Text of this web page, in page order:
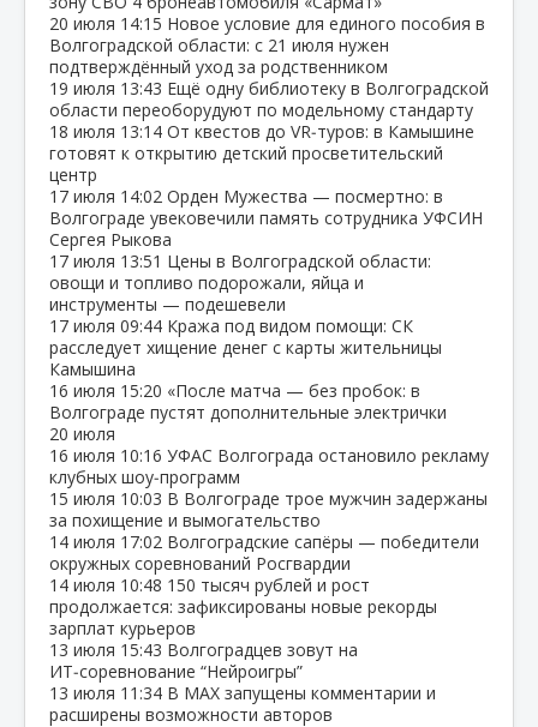
20 июля 14:15 Новое условие для единого пособия в
Волгоградской области: с 21 июля нужен
подтверждённый уход за родственником
19 июля 13:43 Ещё одну библиотеку в Волгоградской
области переоборудуют по модельному стандарту
18 июля 13:14 От квестов до VR‑туров: в Камышине
готовят к открытию детский просветительский
центр
17 июля 14:02 Орден Мужества — посмертно: в
Волгограде увековечили память сотрудника УФСИН
Сергея Рыкова
17 июля 13:51 Цены в Волгоградской области:
овощи и топливо подорожали, яйца и
инструменты — подешевели
17 июля 09:44 Кража под видом помощи: СК
расследует хищение денег с карты жительницы
Камышина
16 июля 15:20 «После матча — без пробок: в
Волгограде пустят дополнительные электрички
20 июля
16 июля 10:16 УФАС Волгограда остановило рекламу
клубных шоу‑программ
15 июля 10:03 В Волгограде трое мужчин задержаны
за похищение и вымогательство
14 июля 17:02 Волгоградские сапёры — победители
окружных соревнований Росгвардии
14 июля 10:48 150 тысяч рублей и рост
продолжается: зафиксированы новые рекорды
зарплат курьеров
13 июля 15:43 Волгоградцев зовут на
ИТ‑соревнование “Нейроигры”
13 июля 11:34 В МАХ запущены комментарии и
расширены возможности авторов